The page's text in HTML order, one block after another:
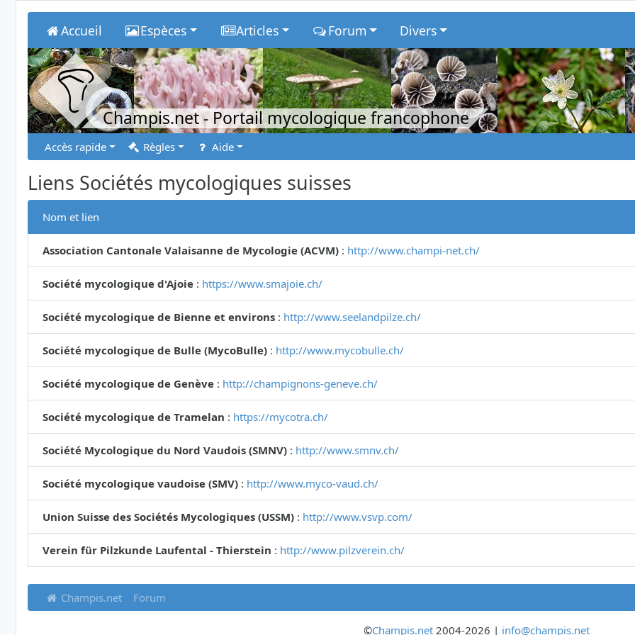
Accueil Espèces Articles Forum Divers
Champis.net- Portail mycologique francophone
Accès rapide Règles Aide
Liens Sociétés mycologiques suisses
Nom et lien
Association Cantonale Valaisanne de Mycologie (ACVM) : http://www.champi-net.ch/
Société mycologique d'Ajoie : https://www.smajoie.ch/
Société mycologique de Bienne et environs : http://www.seelandpilze.ch/
Société mycologique de Bulle (MycoBulle) : http://www.mycobulle.ch/
Société mycologique de Genève : http://champignons-geneve.ch/
Société mycologique de Tramelan : https://mycotra.ch/
Société Mycologique du Nord Vaudois (SMNV) : http://www.smnv.ch/
Société mycologique vaudoise (SMV) : http://www.myco-vaud.ch/
Union Suisse des Sociétés Mycologiques (USSM) : http://www.vsvp.com/
Verein für Pilzkunde Laufental - Thierstein : http://www.pilzverein.ch/
Champis.net Forum
©Champis.net2004-2026 | info@champis.net